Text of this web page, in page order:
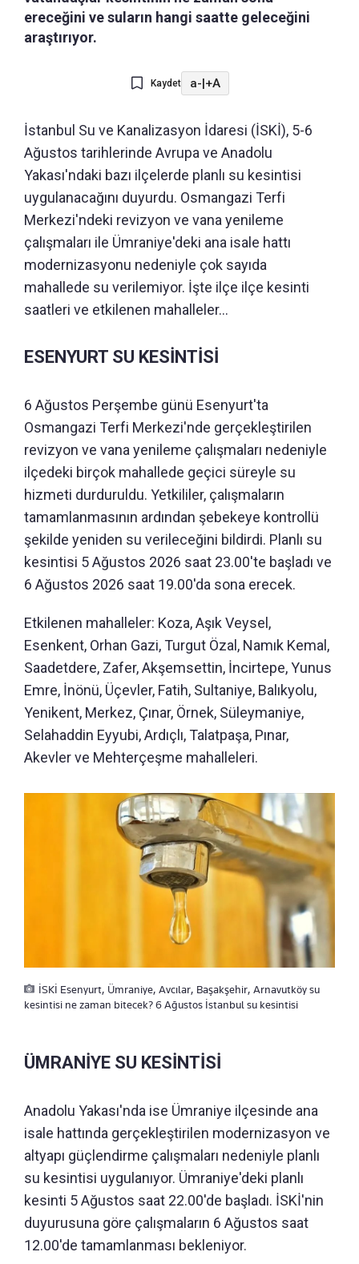
ereceğini ve suların hangi saatte geleceğini
araştırıyor.
Kaydet a-|+A
İstanbul Su ve Kanalizasyon İdaresi (İSKİ), 5-6
Ağustos tarihlerinde Avrupa ve Anadolu
Yakası'ndaki bazı ilçelerde planlı su kesintisi
uygulanacağını duyurdu. Osmangazi Terfi
Merkezi'ndeki revizyon ve vana yenileme
çalışmaları ile Ümraniye'deki ana isale hattı
modernizasyonu nedeniyle çok sayıda
mahallede su verilemiyor. İşte ilçe ilçe kesinti
saatleri ve etkilenen mahalleler...
ESENYURT SU KESİNTİSİ
6 Ağustos Perşembe günü Esenyurt'ta
Osmangazi Terfi Merkezi'nde gerçekleştirilen
revizyon ve vana yenileme çalışmaları nedeniyle
ilçedeki birçok mahallede geçici süreyle su
hizmeti durduruldu. Yetkililer, çalışmaların
tamamlanmasının ardından şebekeye kontrollü
şekilde yeniden su verileceğini bildirdi. Planlı su
kesintisi 5 Ağustos 2026 saat 23.00'te başladı ve
6 Ağustos 2026 saat 19.00'da sona erecek.
Etkilenen mahalleler: Koza, Aşık Veysel,
Esenkent, Orhan Gazi, Turgut Özal, Namık Kemal,
Saadetdere, Zafer, Akşemsettin, İncirtepe, Yunus
Emre, İnönü, Üçevler, Fatih, Sultaniye, Balıkyolu,
Yenikent, Merkez, Çınar, Örnek, Süleymaniye,
Selahaddin Eyyubi, Ardıçlı, Talatpaşa, Pınar,
Akevler ve Mehterçeşme mahalleleri.
İSKİ Esenyurt, Ümraniye, Avcılar, Başakşehir, Arnavutköy su
kesintisi ne zaman bitecek? 6 Ağustos İstanbul su kesintisi
ÜMRANİYE SU KESİNTİSİ
Anadolu Yakası'nda ise Ümraniye ilçesinde ana
isale hattında gerçekleştirilen modernizasyon ve
altyapı güçlendirme çalışmaları nedeniyle planlı
su kesintisi uygulanıyor. Ümraniye'deki planlı
kesinti 5 Ağustos saat 22.00'de başladı. İSKİ'nin
duyurusuna göre çalışmaların 6 Ağustos saat
12.00'de tamamlanması bekleniyor.